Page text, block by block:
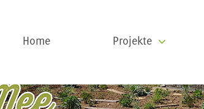
Home Projekte